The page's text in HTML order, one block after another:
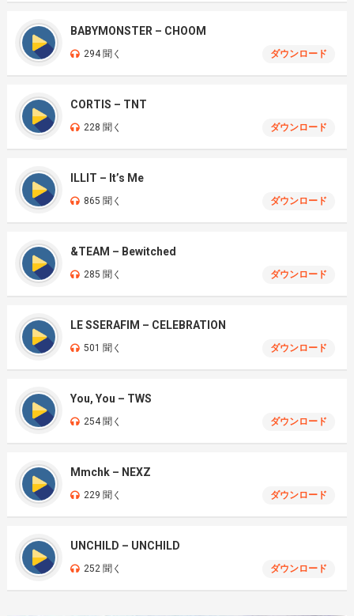
BABYMONSTER – CHOOM
294 聞く ダウンロード
CORTIS – TNT
228 聞く ダウンロード
ILLIT – It’s Me
865 聞く ダウンロード
&TEAM – Bewitched
285 聞く ダウンロード
LE SSERAFIM – CELEBRATION
501 聞く ダウンロード
You, You – TWS
254 聞く ダウンロード
Mmchk – NEXZ
229 聞く ダウンロード
UNCHILD – UNCHILD
252 聞く ダウンロード